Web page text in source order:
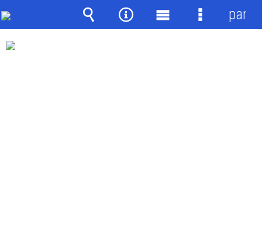
Wyszukiwarka
Narzędzia
Menu Menu
panel